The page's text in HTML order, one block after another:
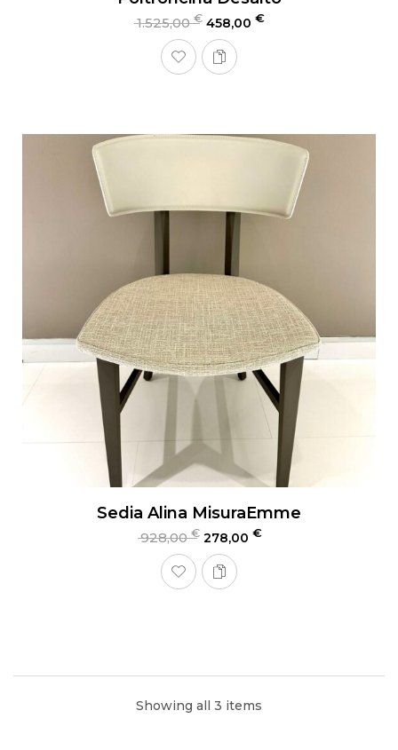
1.525,00€ 458,00 €
Sedia Alina MisuraEmme
928,00€ 278,00 €
Showing all 3 items